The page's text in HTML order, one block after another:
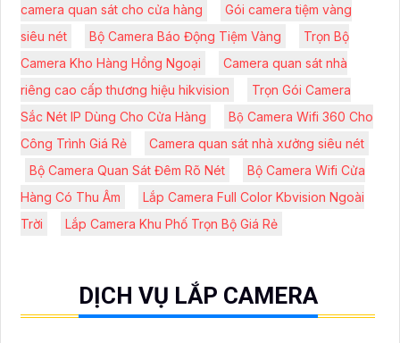
camera quan sát cho cửa hàng
Gói camera tiệm vàng
siêu nét
Bộ Camera Báo Động Tiệm Vàng
Trọn Bộ
Camera Kho Hàng Hồng Ngoại
Camera quan sát nhà
riêng cao cấp thương hiệu hikvision
Trọn Gói Camera
Sắc Nét IP Dùng Cho Cửa Hàng
Bộ Camera Wifi 360 Cho
Công Trình Giá Rẻ
Camera quan sát nhà xưởng siêu nét
Bộ Camera Quan Sát Đêm Rõ Nét
Bộ Camera Wifi Cửa
Hàng Có Thu Âm
Lắp Camera Full Color Kbvision Ngoài
Trời
Lắp Camera Khu Phố Trọn Bộ Giá Rẻ
DỊCH VỤ LẮP CAMERA